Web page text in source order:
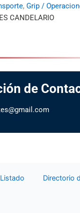
,Grip /
CANDELARIO
de
Directorio